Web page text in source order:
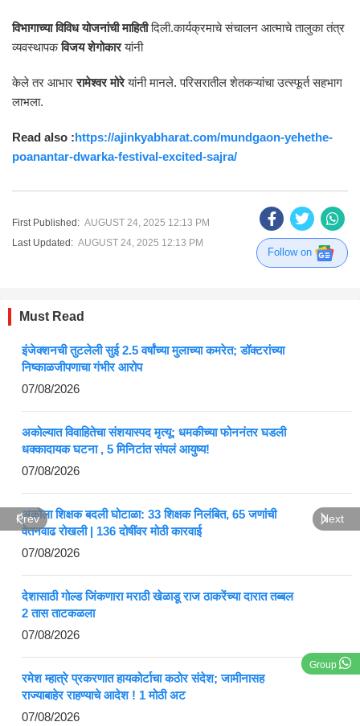
Group
विभागाच्या विविध योजनांची माहितीदिली.कार्यक्रमाचे संचालन आत्माचे तालुका तंत्र
व्यवस्थापकविजय शेगोकारयांनी
केले तर आभाररामेश्वर मोरेयांनी मानले. परिसरातील शेतकऱ्यांचा उत्स्फूर्त सहभाग
लाभला.
Read also :https://ajinkyabharat.com/mundgaon-yehethe-
poanantar-dwarka-festival-excited-sajra/
First Published: AUGUST 24, 2025 12:13 PM
Last Updated: AUGUST 24, 2025 12:13 PM
Follow on
Prev Next
Must Read
इंजेक्शनची तुटलेली सुई 2.5 वर्षांच्या मुलाच्या कमरेत; डॉक्टरांच्या
निष्काळजीपणाचा गंभीर आरोप
07/08/2026
अकोल्यात विवाहितेचा संशयास्पद मृत्यू; धमकीच्या फोननंतर घडली
धक्कादायक घटना , 5 मिनिटांत संपलं आयुष्य!
07/08/2026
अकोला शिक्षक बदली घोटाळा: 33 शिक्षक निलंबित, 65 जणांची
वेतनवाढ रोखली | 136 दोषींवर मोठी कारवाई
07/08/2026
देशासाठी गोल्ड जिंकणारा मराठी खेळाडू राज ठाकरेंच्या दारात तब्बल
2 तास ताटकळला
07/08/2026
रमेश म्हात्रे प्रकरणात हायकोर्टाचा कठोर संदेश; जामीनासह
राज्याबाहेर राहण्याचे आदेश ! 1 मोठी अट
07/08/2026